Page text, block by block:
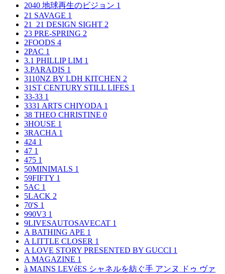
2040 地球再生のビジョン 1
21 SAVAGE 1
21_21 DESIGN SIGHT 2
23 PRE-SPRING 2
2FOODS 4
2PAC 1
3.1 PHILLIP LIM 1
3.PARADIS 1
3110NZ BY LDH KITCHEN 2
31ST CENTURY STILL LIFES 1
33-33 1
3331 ARTS CHIYODA 1
38 THEO CHRISTINE 0
3HOUSE 1
3RACHA 1
424 1
47 1
475 1
50MINIMALS 1
59FIFTY 1
5AC 1
5LACK 2
70'S 1
990V3 1
9LIVESAUTOSAVECAT 1
A BATHING APE 1
A LITTLE CLOSER 1
A LOVE STORY PRESENTED BY GUCCI 1
A MAGAZINE 1
à MAINS LEVéES シャネルを紡ぐ手 アンヌ ドゥ ヴァ